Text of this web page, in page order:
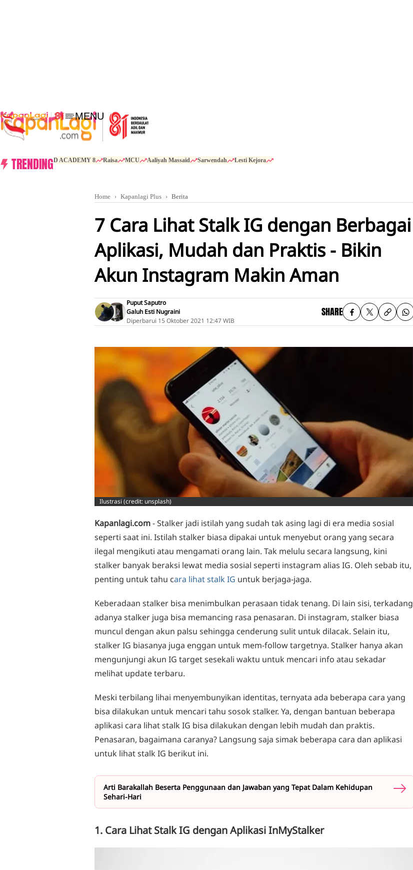
MENU
TRENDINGD ACADEMY 8 Raisa MCU Aaliyah Massaid Sarwendah Lesti Kejora
Home Kapanlagi Plus Berita
7 Cara Lihat Stalk IG dengan Berbagai
Aplikasi, Mudah dan Praktis - Bikin
Akun Instagram Makin Aman
Puput Saputro
Galuh Esti Nugraini
Diperbarui 15 Oktober 2021 12:47 WIB
SHARE
Ilustrasi (credit: unsplash)
Kapanlagi.com- Stalker jadi istilah yang sudah tak asing lagi di era media sosial
seperti saat ini. Istilah stalker biasa dipakai untuk menyebut orang yang secara
ilegal mengikuti atau mengamati orang lain. Tak melulu secara langsung, kini
stalker banyak beraksi lewat media sosial seperti instagram alias IG. Oleh sebab itu,
penting untuk tahu cara lihat stalk IG untuk berjaga-jaga.
Keberadaan stalker bisa menimbulkan perasaan tidak tenang. Di lain sisi, terkadang
adanya stalker juga bisa memancing rasa penasaran. Di instagram, stalker biasa
muncul dengan akun palsu sehingga cenderung sulit untuk dilacak. Selain itu,
stalker IG biasanya juga enggan untuk mem-follow targetnya. Stalker hanya akan
mengunjungi akun IG target sesekali waktu untuk mencari info atau sekadar
melihat update terbaru.
Meski terbilang lihai menyembunyikan identitas, ternyata ada beberapa cara yang
bisa dilakukan untuk mencari tahu sosok stalker. Ya, dengan bantuan beberapa
aplikasi cara lihat stalk IG bisa dilakukan dengan lebih mudah dan praktis.
Penasaran, bagaimana caranya? Langsung saja simak beberapa cara dan aplikasi
untuk lihat stalk IG berikut ini.
Arti Barakallah Beserta Penggunaan dan Jawaban yang Tepat Dalam Kehidupan
Sehari-Hari
1. Cara Lihat Stalk IG dengan Aplikasi InMyStalker